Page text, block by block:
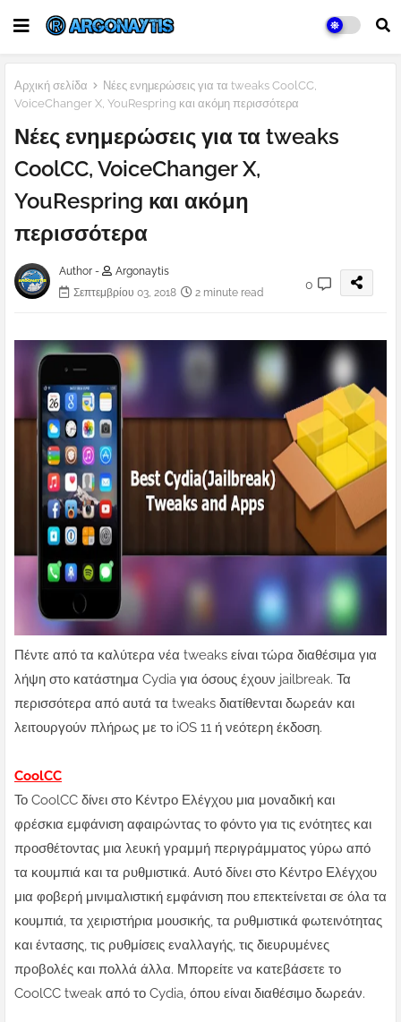
Αρχική σελίδα
Νέες ενημερώσεις για τα tweaks CoolCC,
VoiceChanger X, YouRespring και ακόμη περισσότερα
Νέες ενημερώσεις για τα tweaks
CoolCC, VoiceChanger X,
YouRespring και ακόμη
περισσότερα
Author -
Argonaytis
Σεπτεμβρίου 03, 2018
2 minute read
0
Πέντε από τα καλύτερα νέα tweaks είναι τώρα διαθέσιμα για
λήψη στο κατάστημα Cydia για όσους έχουν jailbreak. Τα
περισσότερα από αυτά τα tweaks διατίθενται δωρεάν και
λειτουργούν πλήρως με το iOS 11 ή νεότερη έκδοση.
CoolCC
Το CoolCC δίνει στο Κέντρο Ελέγχου μια μοναδική και
φρέσκια εμφάνιση αφαιρώντας το φόντο για τις ενότητες και
προσθέτοντας μια λευκή γραμμή περιγράμματος γύρω από
τα κουμπιά και τα ρυθμιστικά. Αυτό δίνει στο Κέντρο Ελέγχου
μια φοβερή μινιμαλιστική εμφάνιση που επεκτείνεται σε όλα τα
κουμπιά, τα χειριστήρια μουσικής, τα ρυθμιστικά φωτεινότητας
και έντασης, τις ρυθμίσεις εναλλαγής, τις διευρυμένες
προβολές και πολλά άλλα. Μπορείτε να κατεβάσετε το
CoolCC tweak από το Cydia, όπου είναι διαθέσιμο δωρεάν.